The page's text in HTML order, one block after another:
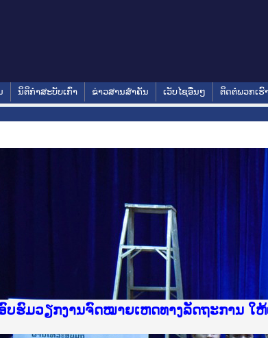
ນິຕິກໍາສະບັບເກົ່າ ຂ່າວສານສໍາຄັນ ເວັບໄຊອື່ນໆ ຕິດຕໍ່ພວກເຮົ
of Justice Lao PDR
ວັບໄຊຈົດໝາຍເຫດທາງລັດຖະການ ແລະ ແອັ
ຍຸຕິທຳ
ບຮົມວຽກງານຈົດໝາຍເຫດທາງລັດຖະການ ໃ
ຊຸມທົບທວນຄືນການຈັດຕັ້ງປະຕິບັດວຽກງານຈົດ
ມ ຜູ່ປະສານງານວຽກງານຈົດໝາຍເຫດທາງລັດ
ມ ຜູ່ປະສານງານວຽກງານຈົດໝາຍເຫດທາງລັດ
ແອັບກົດໝາຍລາວ ແລະ ເວັບໄຊຈົດໝາຍເຫດ
ແອັບກົດໝາຍລາວ ແລະ ເວັບໄຊຈົດໝາຍເຫດ
ບວຽກງານຈົດໝາຍເຫດທາງລັດຖະການໃຫ້ຜູ້ປ
ບຮົມວຽກງານຈົດໝາຍເຫດທາງລັດຖະການ ໃ